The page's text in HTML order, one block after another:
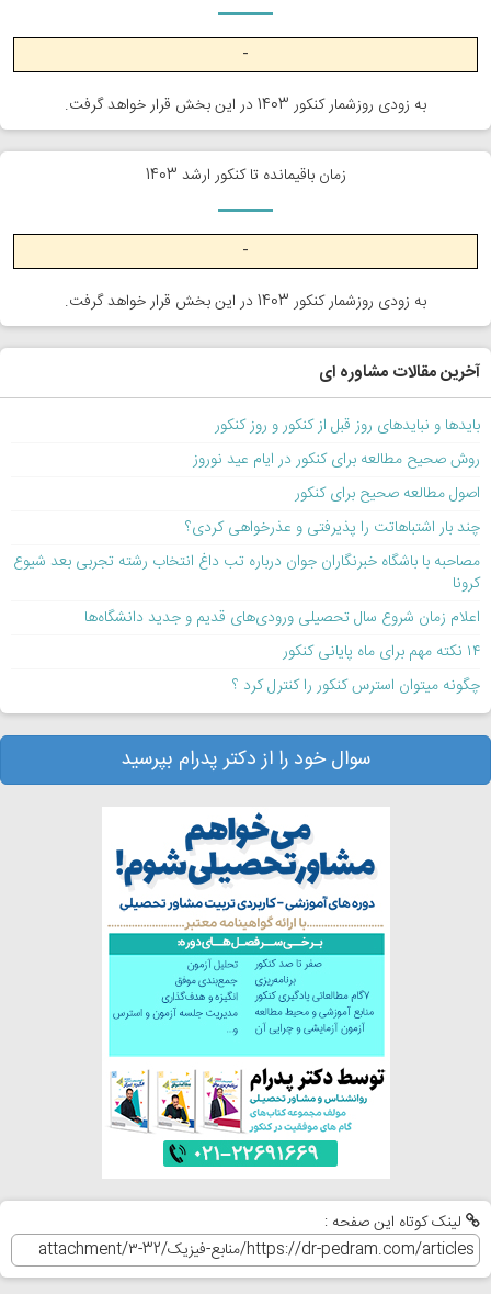
-
به زودی روزشمار کنکور 1403 در این بخش قرار خواهد گرفت.
زمان باقیمانده تا کنکور ارشد 1403
-
به زودی روزشمار کنکور 1403 در این بخش قرار خواهد گرفت.
آخرین مقالات مشاوره ای
بایدها و نبایدهای روز قبل از کنکور و روز کنکور
روش صحیح مطالعه برای کنکور در ایام عید نوروز
اصول مطالعه صحیح برای کنکور
چند بار اشتباهاتت را پذیرفتی و عذرخواهی کردی؟
مصاحبه با باشگاه خبرنگاران جوان درباره تب داغ انتخاب رشته تجربی بعد شیوع
کرونا
اعلام زمان شروع سال تحصیلی ورودی‌های قدیم و جدید دانشگاه‌ها
۱۴ نکته مهم برای ماه پایانی کنکور
چگونه میتوان استرس کنکور را کنترل کرد ؟
سوال خود را از دکتر پدرام بپرسید
لینک کوتاه این صفحه :